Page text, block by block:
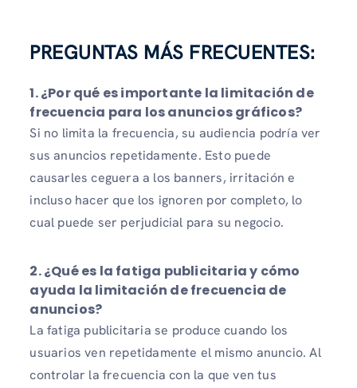
PREGUNTAS MÁS FRECUENTES:
1. ¿Por qué es importante la limitación de
frecuencia para los anuncios gráficos?
Si no limita la frecuencia, su audiencia podría ver
sus anuncios repetidamente. Esto puede
causarles ceguera a los banners, irritación e
incluso hacer que los ignoren por completo, lo
cual puede ser perjudicial para su negocio.
2. ¿Qué es la fatiga publicitaria y cómo
ayuda la limitación de frecuencia de
anuncios?
La fatiga publicitaria se produce cuando los
usuarios ven repetidamente el mismo anuncio. Al
controlar la frecuencia con la que ven tus